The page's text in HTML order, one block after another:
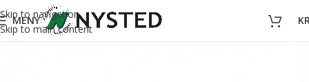
Skip to navigation
Skip to main content
MENY